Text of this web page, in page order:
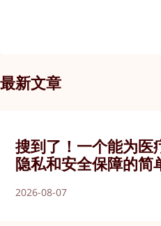
最新文章
搜到了！一个能为医
隐私和安全保障的简
2026-08-07